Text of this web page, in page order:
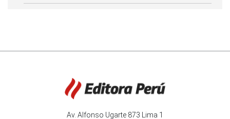
Av. Alfonso Ugarte 873 Lima 1